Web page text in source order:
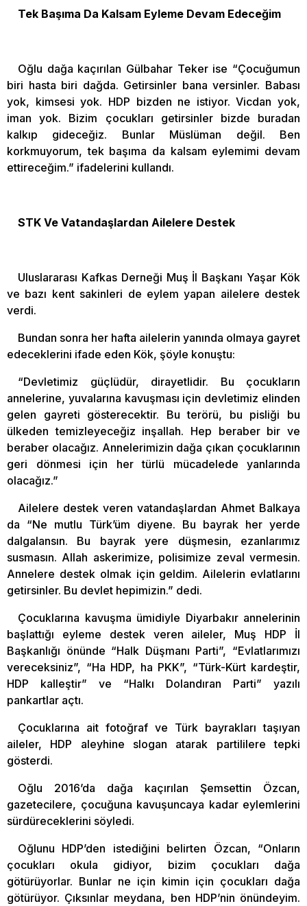
Tek Başıma Da Kalsam Eyleme Devam Edeceğim
Oğlu dağa kaçırılan Gülbahar Teker ise “Çocuğumun
biri hasta biri dağda. Getirsinler bana versinler. Babası
yok, kimsesi yok. HDP bizden ne istiyor. Vicdan yok,
iman yok. Bizim çocukları getirsinler bizde buradan
kalkıp gideceğiz. Bunlar Müslüman değil. Ben
korkmuyorum, tek başıma da kalsam eylemimi devam
ettireceğim.” ifadelerini kullandı.
STK Ve Vatandaşlardan Ailelere Destek
Uluslararası Kafkas Derneği Muş İl Başkanı Yaşar Kök
ve bazı kent sakinleri de eylem yapan ailelere destek
verdi.
Bundan sonra her hafta ailelerin yanında olmaya gayret
edeceklerini ifade eden Kök, şöyle konuştu:
“Devletimiz güçlüdür, dirayetlidir. Bu çocukların
annelerine, yuvalarına kavuşması için devletimiz elinden
gelen gayreti gösterecektir. Bu terörü, bu pisliği bu
ülkeden temizleyeceğiz inşallah. Hep beraber bir ve
beraber olacağız. Annelerimizin dağa çıkan çocuklarının
geri dönmesi için her türlü mücadelede yanlarında
olacağız.”
Ailelere destek veren vatandaşlardan Ahmet Balkaya
da “Ne mutlu Türk’üm diyene. Bu bayrak her yerde
dalgalansın. Bu bayrak yere düşmesin, ezanlarımız
susmasın. Allah askerimize, polisimize zeval vermesin.
Annelere destek olmak için geldim. Ailelerin evlatlarını
getirsinler. Bu devlet hepimizin.” dedi.
Çocuklarına kavuşma ümidiyle Diyarbakır annelerinin
başlattığı eyleme destek veren aileler, Muş HDP İl
Başkanlığı önünde “Halk Düşmanı Parti”, “Evlatlarımızı
vereceksiniz”, “Ha HDP, ha PKK”, “Türk-Kürt kardeştir,
HDP kalleştir” ve “Halkı Dolandıran Parti” yazılı
pankartlar açtı.
Çocuklarına ait fotoğraf ve Türk bayrakları taşıyan
aileler, HDP aleyhine slogan atarak partililere tepki
gösterdi.
Oğlu 2016’da dağa kaçırılan Şemsettin Özcan,
gazetecilere, çocuğuna kavuşuncaya kadar eylemlerini
sürdüreceklerini söyledi.
Oğlunu HDP’den istediğini belirten Özcan, “Onların
çocukları okula gidiyor, bizim çocukları dağa
götürüyorlar. Bunlar ne için kimin için çocukları dağa
götürüyor. Çıksınlar meydana, ben HDP’nin önündeyim.